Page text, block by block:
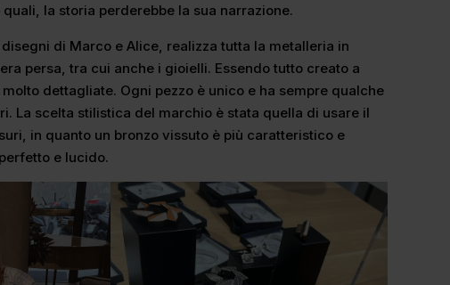
la storia perderebbe la sua narrazione.
di Marco e Alice, realizza tutta la metalleria in
persa, tra cui anche i gioielli. Essendo tutto creato a
dettagliate. Ogni pezzo è unico e ha sempre qualche
La scelta stilistica del marchio è stata quella di usare il
in quanto un bronzo vissuto è più caratteristico e
e lucido.